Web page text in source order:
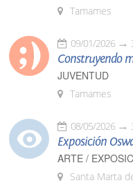
Tamames
09/01/2026
Construyendo
JUVENTUD
Tamames
08/05/2026
Exposición
ARTE /
Santa Marta